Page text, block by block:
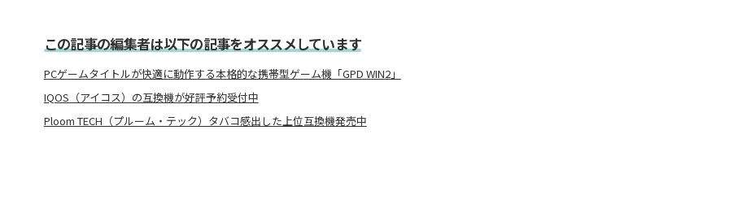
この記事の編集者は以下の記事をオススメしています
PCゲームタイトルが快適に動作する本格的な携帯型ゲーム機「GPD WIN2」
IQOS（アイコス）の互換機が好評予約受付中
Ploom TECH（プルーム・テック）タバコ感出した上位互換機発売中